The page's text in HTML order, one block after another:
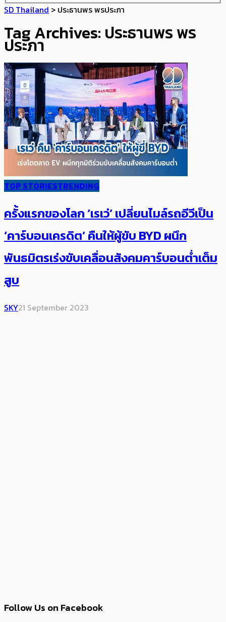
SD Thailand > ประธานพร พรประภา
Tag Archives: ประธานพร พร
ประภา
TOP STORIESTRENDING
ครั้งแรกของโลก ‘เรเว่’ เปลี่ยนไมล์รถอีวีเป็น
‘คาร์บอนเครดิต’ คืนให้ผู้ขับ BYD ผนึก
พันธมิตรเร่งขับเคลื่อนสังคมคาร์บอนต่ำเต็ม
สูบ
SKY21 September 2023
Follow Us on Facebook